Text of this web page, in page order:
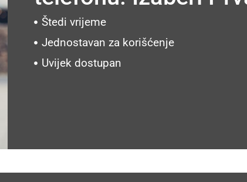
Štedi vrijeme
Jednostavan za korišćenje
Uvijek dostupan